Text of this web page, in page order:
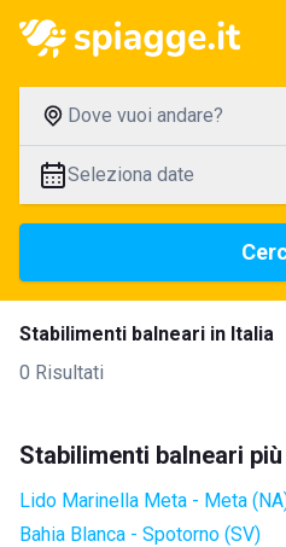
Dove vuoi andare?
Seleziona date
Stabilimenti balneari in Italia
0 Risultati
Stabilimenti balneari
Lido Marinella Meta - Meta
Bahia Blanca - Spotorno (SV)